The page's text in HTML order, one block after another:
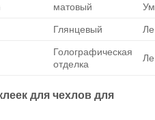
матовый
Глянцевый
Голографическая
отделка
для чехлов для